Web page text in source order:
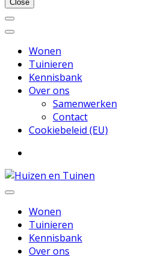
Close
Wonen
Tuinieren
Kennisbank
Over ons
Samenwerken
Contact
Cookiebeleid (EU)
Huizen en Tuinen
Inspiratie voor wonen en tuinieren
Wonen
Tuinieren
Kennisbank
Over ons